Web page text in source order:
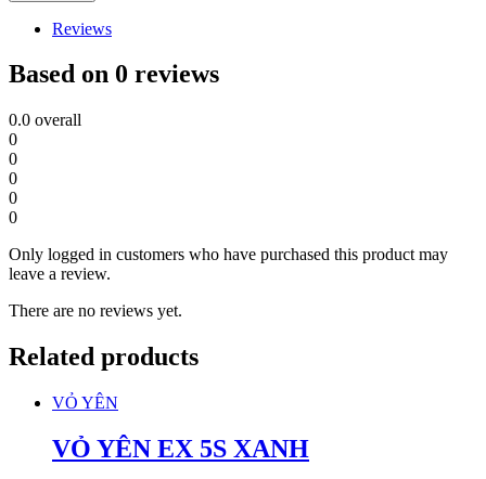
Reviews
Based on 0 reviews
0.0 overall
0
0
0
0
0
Only logged in customers who have purchased this product may
leave a review.
There are no reviews yet.
Related products
VỎ YÊN
VỎ YÊN EX 5S XANH